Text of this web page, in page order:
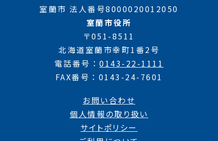
室蘭市 法人番号8000020012050
室蘭市役所
〒051-8511
北海道室蘭市幸町1番2号
電話番号
0143-22-1111
FAX番号
0143-24-7601
お問い合わせ
個人情報の取り扱い
サイトポリシー